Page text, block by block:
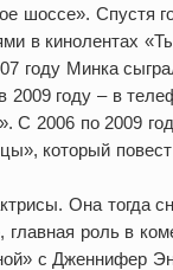
шоссе». Спустя
в кинолентах
году Минка
2009 году – в
С 2006 по 2009
который
Она тогда
роль в
с Дженнифер